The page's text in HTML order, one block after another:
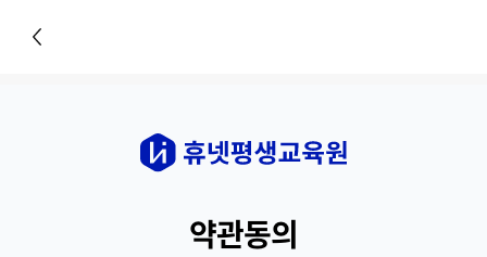
약관동의